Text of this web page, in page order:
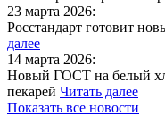
23 марта 2026:
Росстандарт готовит
далее
14 марта 2026:
Новый ГОСТ на белый
пекарей Читать далее
Показать все новости